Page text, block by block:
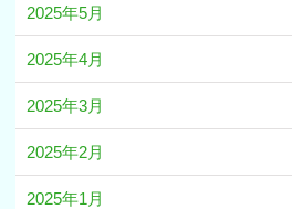
2025年5月
2025年4月
2025年3月
2025年2月
2025年1月